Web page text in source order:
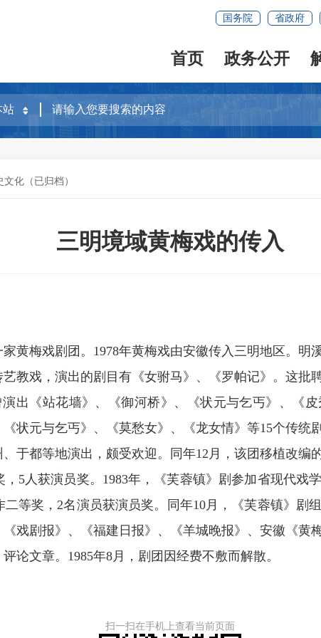
国务院 省政府
首页 政务公开
文化（已归档）
三明境域黄梅戏的传入
梅戏剧团。1978年黄梅戏由安徽传入三明地区。明
教戏，演出的剧目有《女驸马》、《罗帕记》。这批
出《站花墙》、《御河桥》、《状元与乞丐》、《
状元与乞丐》、《莫愁女》、《龙女情》等15个传统
于都等地演出，颇受欢迎。同年12月，该团移植改编
5人获演员奖。1983年，《芙蓉镇》剧参加省现代戏
等奖，2名演员获演员奖。同年10月，《芙蓉镇》剧
戏剧报》、《福建日报》、《羊城晚报》、安徽《黄
论文章。1985年8月，剧团因经费不敷而解散。
扫一扫在手机上查看当前页面